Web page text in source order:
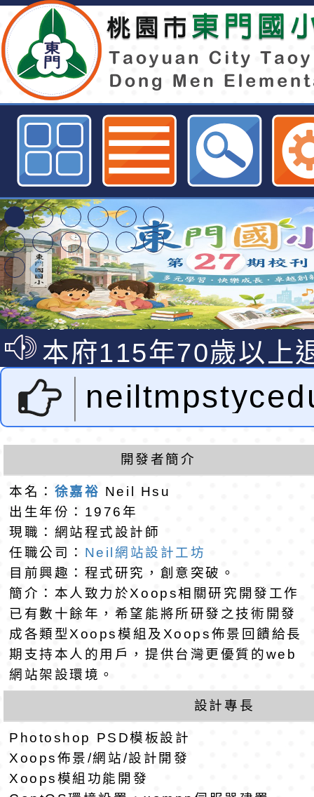
neiltmpstycedu網站設計者：徐
特殊教育學生及幼兒
明手冊(修訂版)與學
說明影片
轉知臺中市政府政風
光城市手牽手，綠能
走」動畫影片
本府115年70歲以上
員健康講座「吃得安
心」，請退休同仁踴
清華光罩教學專業論
動時代中的好老師：
教師韌性
轉環境部「淨零綠領
程」
轉農業部桃園區農業
「115年食農教育專
訓練課程」，歡迎已
育專業人員資格者報
錄取公告-桃園市桃
民小學115學年度「
理人員」甄選
東門國小115學年度
梯特教代課教師甄選
公告(尚有缺額)
錄取公告-桃園市桃
民小學115學年度「
班教師助理員」甄選
東門國小115學年度
梯特教代理教師甄選
公告(尚有缺額)
特殊教育學生及幼兒
明手冊(修訂版)與學
說明影片
轉知臺中市政府政風
光城市手牽手，綠能
走」動畫影片
本府115年70歲以上
員健康講座「吃得安
心」，請退休同仁踴
清華光罩教學專業論
動時代中的好老師：
轉環境部「淨零綠領
設計者：徐嘉
開發者簡介
本名： 徐嘉裕 Neil Hsu
出生年份：1976年
現職：網站程式設計師
任職公司： Neil網站設計工坊
目前興趣：程式研究，創意突破。
簡介：本人致力於Xoops相關研究開發工作
已有數十餘年，希望能將所研發之技術開發
成各類型Xoops模組及Xoops佈景回饋給長
期支持本人的用戶，提供台灣更優質的web
網站架設環境。
設計專長
Photoshop PSD模板設計
Xoops佈景/網站/設計開發
Xoops模組功能開發